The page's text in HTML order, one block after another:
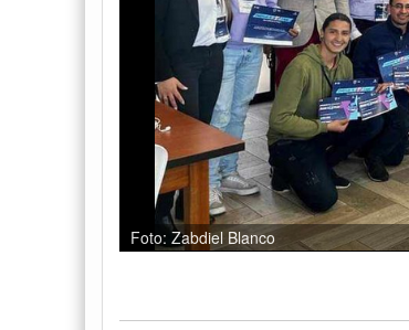
Foto: Zabdiel Blanco